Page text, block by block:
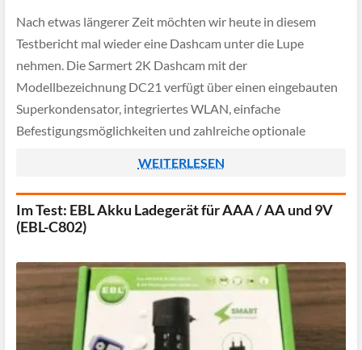
Nach etwas längerer Zeit möchten wir heute in diesem
Testbericht mal wieder eine Dashcam unter die Lupe
nehmen. Die Sarmert 2K Dashcam mit der
Modellbezeichnung DC21 verfügt über einen eingebauten
Superkondensator, integriertes WLAN, einfache
Befestigungsmöglichkeiten und zahlreiche optionale
WEITERLESEN
Im Test: EBL Akku Ladegerät für AAA / AA und 9V
(EBL-C802)